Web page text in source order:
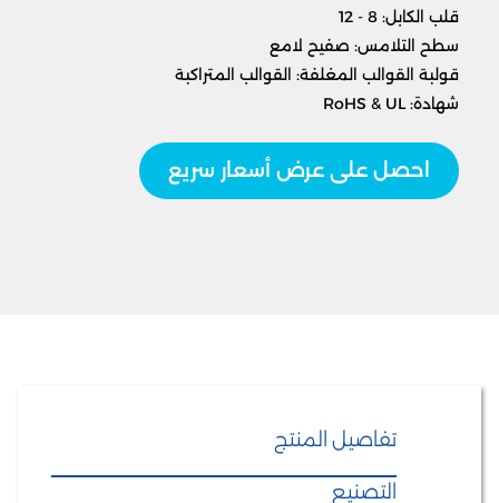
قلب الكابل: 8 - 12
سطح التلامس: صفيح لامع
قولبة القوالب المغلفة: القوالب المتراكبة
شهادة: RoHS & UL
احصل على عرض أسعار سريع
تفاصيل المنتج
التصنيع